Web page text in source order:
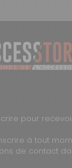
pour
à tout
de contact